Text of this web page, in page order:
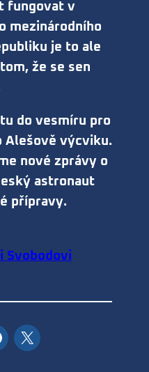
fungovat v
mezinárodního
je to ale
že se sen
do vesmíru pro
Alešově výcviku.
nové zprávy o
astronaut
přípravy.
Svobodovi